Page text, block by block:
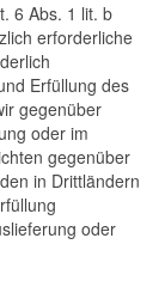
6 Abs. 1 lit. b
erforderliche
Erfüllung des
gegenüber
oder im
gegenüber
in Drittländern
oder